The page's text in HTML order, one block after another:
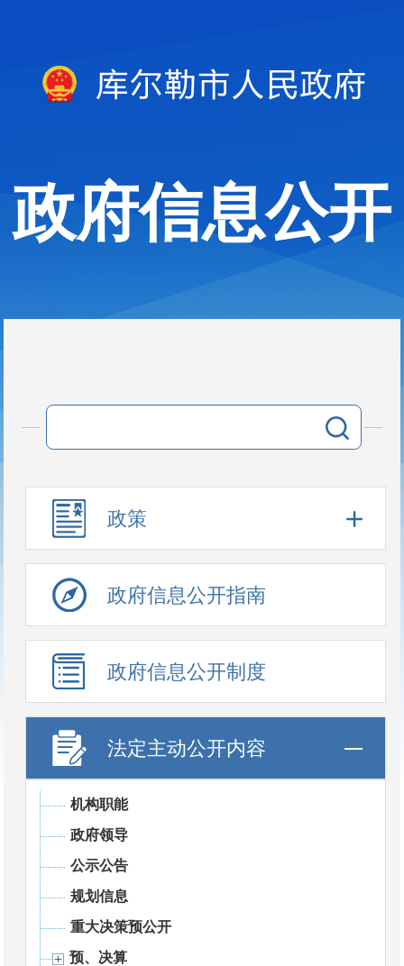
政府信息公开
政策
政府信息公开指南
政府信息公开制度
法定主动公开内容
机构职能
政府领导
公示公告
规划信息
重大决策预公开
预、决算